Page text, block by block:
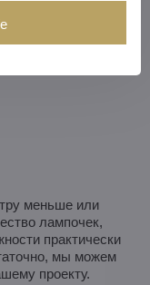
меньше или
лампочек,
практически
мы можем
проекту.